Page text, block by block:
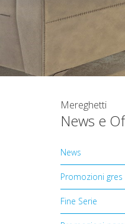
Mereghetti
News e
News
Promozioni
Fine Serie